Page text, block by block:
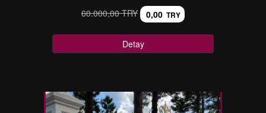
60.000,00 TRY 0,00 TRY
Detay